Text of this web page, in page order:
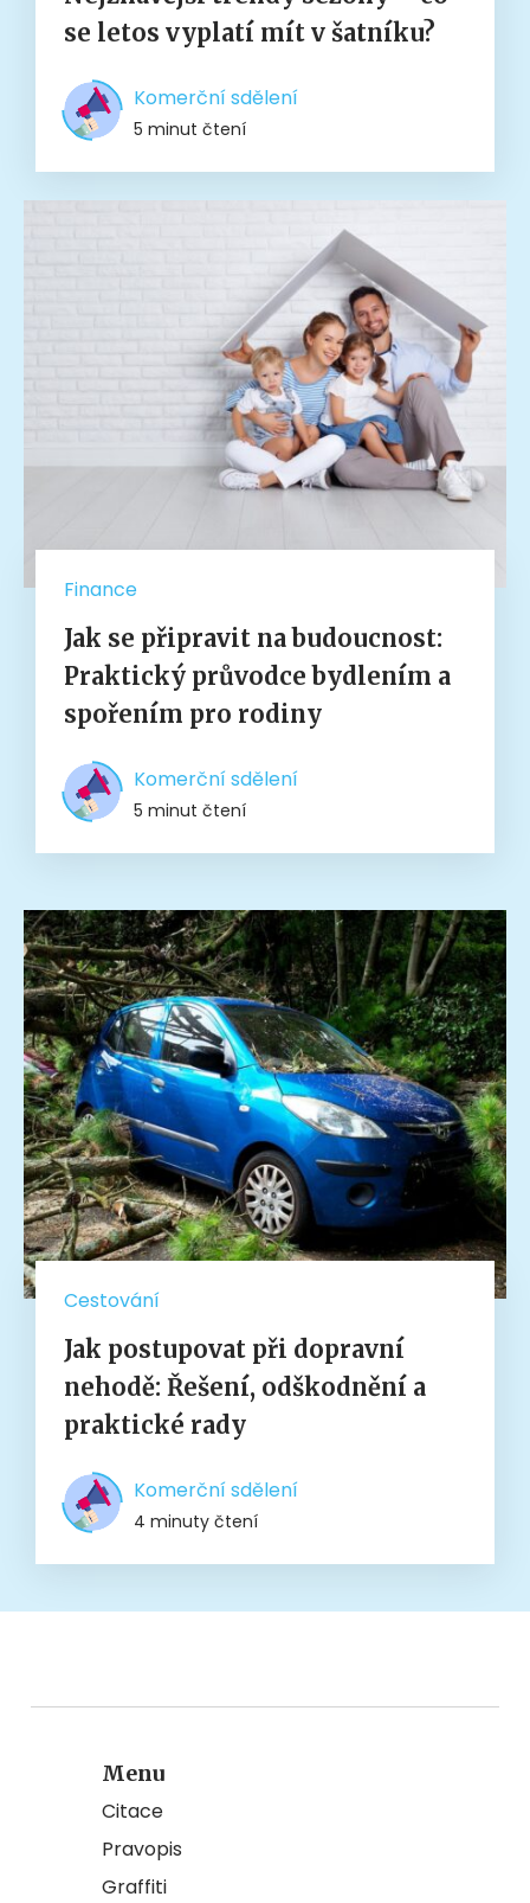
se letos vyplatí mít v šatníku?
Komerční sdělení
5 minut čtení
Finance
Jak se připravit na budoucnost:
Praktický průvodce bydlením a
spořením pro rodiny
Komerční sdělení
5 minut čtení
Cestování
Jak postupovat při dopravní
nehodě: Řešení, odškodnění a
praktické rady
Komerční sdělení
4 minuty čtení
Menu
Citace
Pravopis
Graffiti